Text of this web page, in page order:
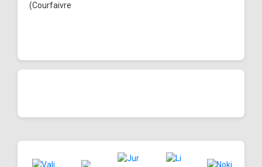
(Courfaivre